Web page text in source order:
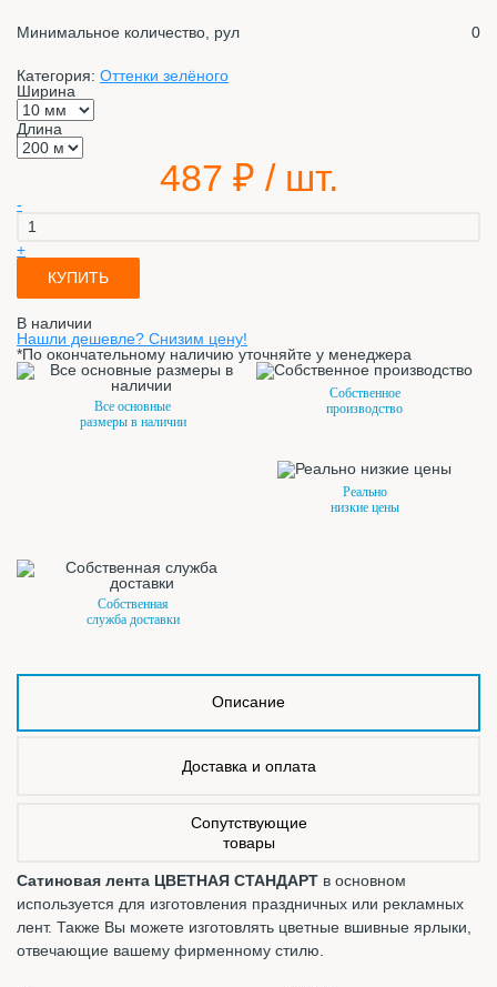
Минимальное количество, рул 0
Категория: Оттенки зелёного
Ширина
Длина
487 ₽ / шт.
-
+
КУПИТЬ
В наличии
Нашли дешевле? Снизим цену!
*По окончательному наличию уточняйте у менеджера
Все основные
размеры в наличии
Собственное
производство
Реально
низкие цены
Собственная
служба доставки
Описание
Доставка и оплата
Сопутствующие
товары
Сатиновая лента ЦВЕТНАЯ СТАНДАРТ в основном
используется для изготовления праздничных или рекламных
лент. Также Вы можете изготовлять цветные вшивные ярлыки,
отвечающие вашему фирменному стилю.